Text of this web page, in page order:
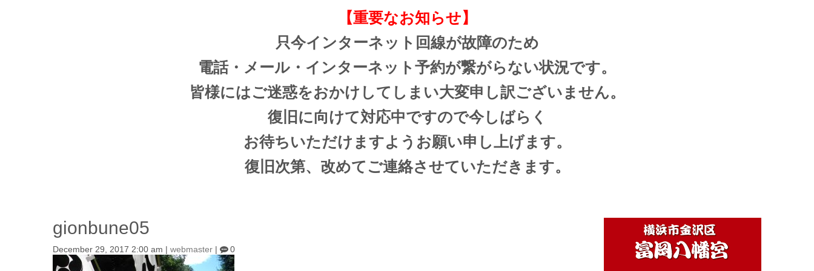
【重要なお知らせ】
只今インターネット回線が故障のため
電話・メール・インターネット予約が繋がらない状況です。
皆様にはご迷惑をおかけしてしまい大変申し訳ございません。
復旧に向けて対応中ですので今しばらく
お待ちいただけますようお願い申し上げます。
復旧次第、改めてご連絡させていただきます。
gionbune05
December 29, 2017 2:00 am webmaster 0